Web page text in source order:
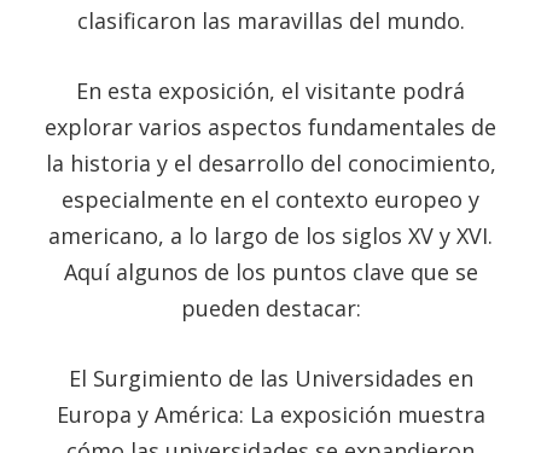
clasificaron las maravillas del mundo.
En esta exposición, el visitante podrá
explorar varios aspectos fundamentales de
la historia y el desarrollo del conocimiento,
especialmente en el contexto europeo y
americano, a lo largo de los siglos XV y XVI.
Aquí algunos de los puntos clave que se
pueden destacar:
El Surgimiento de las Universidades en
Europa y América: La exposición muestra